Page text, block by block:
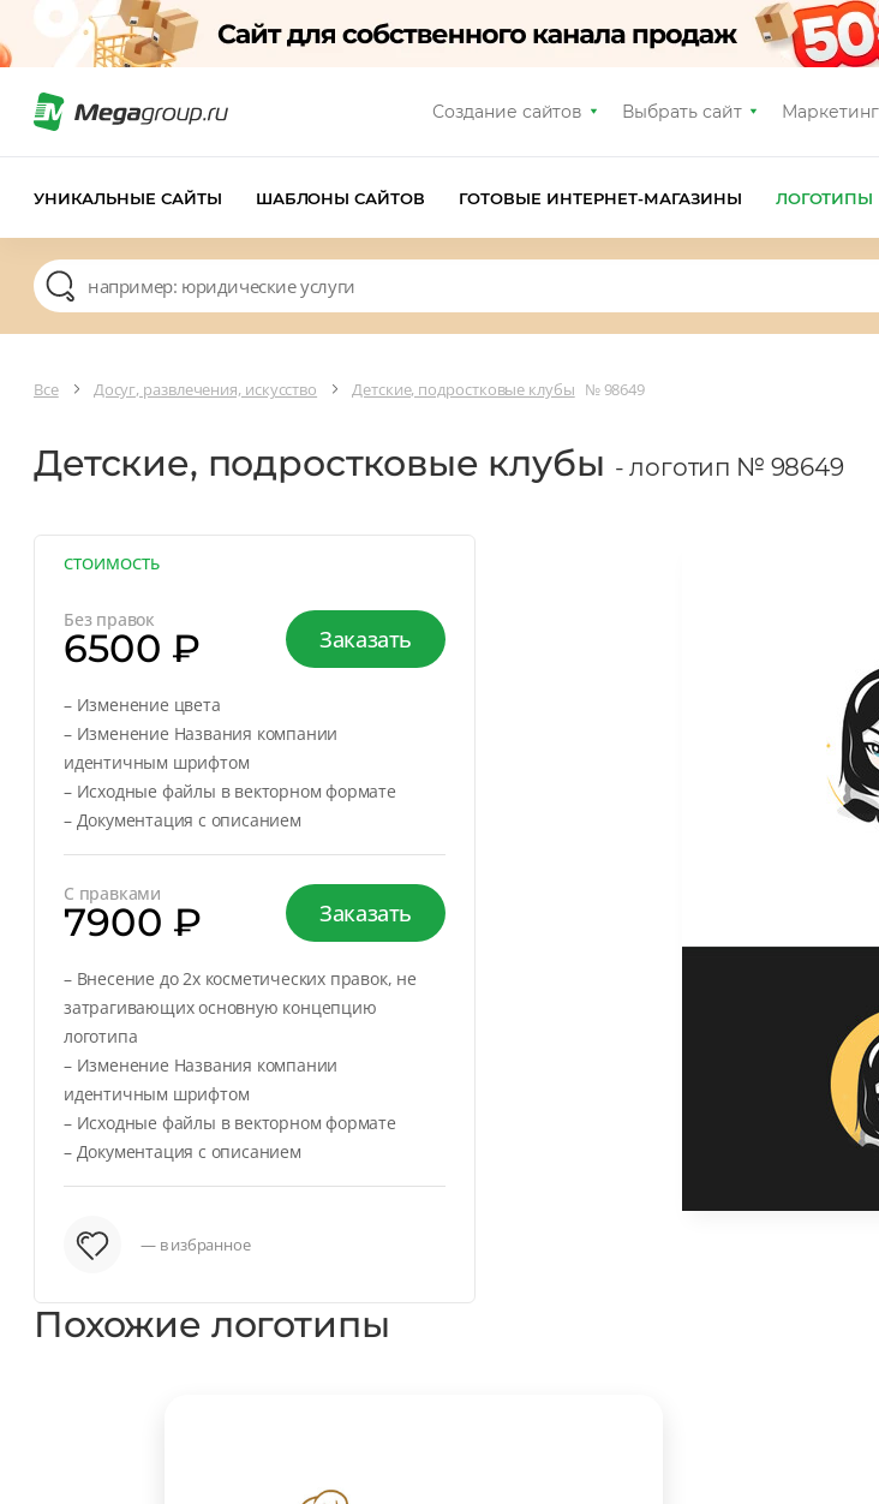
Создание сайтов Выбрать сайт Маркетинг
УНИКАЛЬНЫЕ САЙТЫ ШАБЛОНЫ САЙТОВ ГОТОВЫЕ ИНТЕРНЕТ-МАГАЗИНЫ ЛОГОТИПЫ
Все Досуг, развлечения, искусство Детские, подростковые клубы № 98649
Детские, подростковые клубы - логотип № 98649
СТОИМОСТЬ
Без правок
6500 ₽ Заказать
– Изменение цвета
– Изменение Названия компании
идентичным шрифтом
– Исходные файлы в векторном формате
– Документация с описанием
С правками
7900 ₽ Заказать
– Внесение до 2х косметических правок, не
затрагивающих основную концепцию
логотипа
– Изменение Названия компании
идентичным шрифтом
– Исходные файлы в векторном формате
– Документация с описанием
— в избранное
Похожие логотипы